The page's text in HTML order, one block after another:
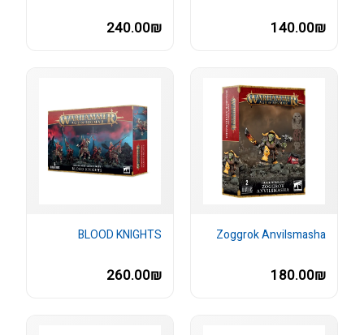
140.00₪
240.00₪
Zoggrok Anvilsmasha
180.00₪
BLOOD KNIGHTS
260.00₪